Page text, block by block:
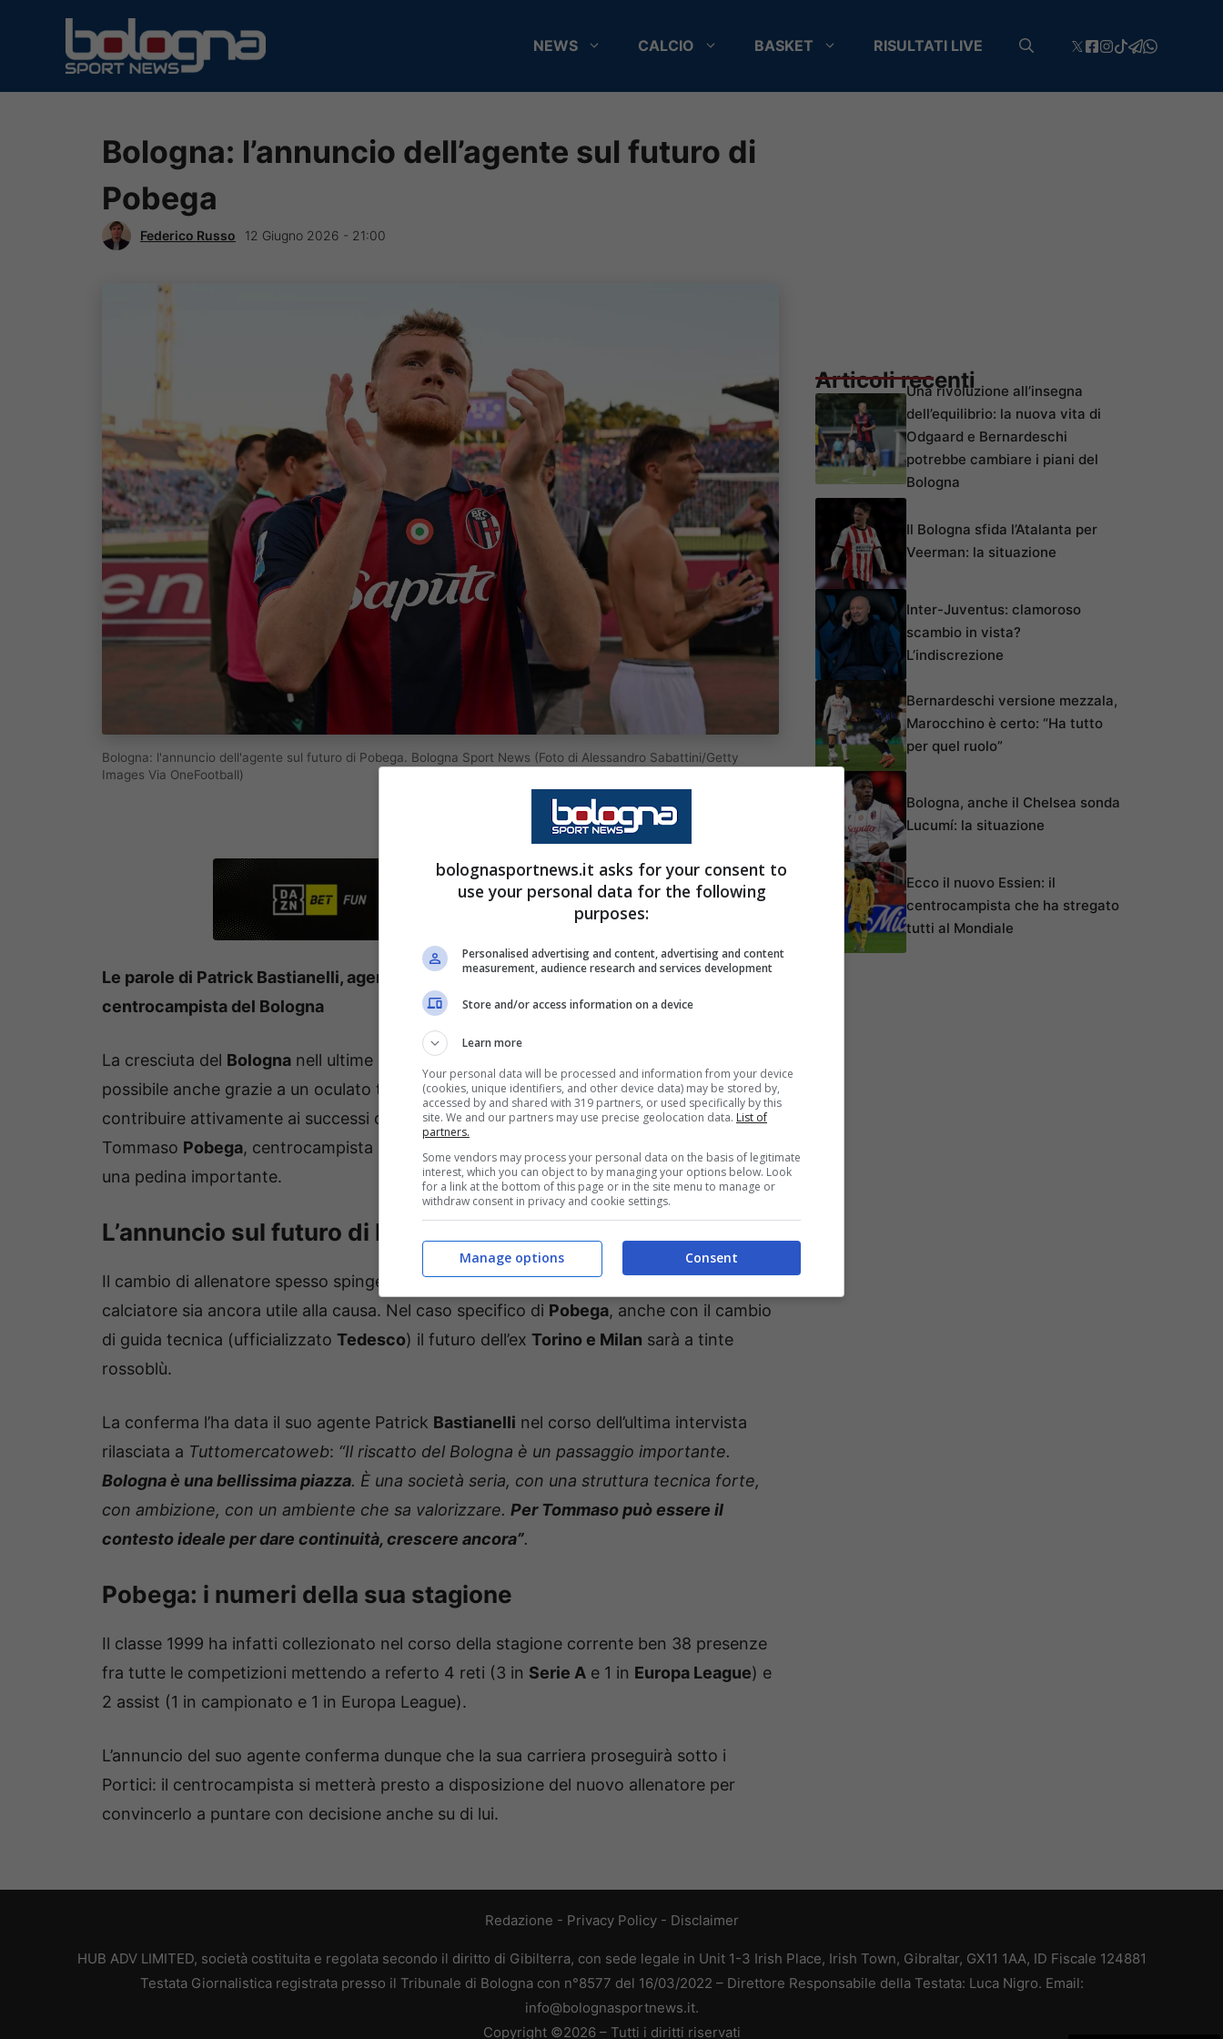
contenuto
NEWS CALCIO BASKET RISULTATI LIVE
Bologna: l’annuncio dell’agente sul futuro di
Pobega
Federico Russo 12 Giugno 2026 - 21:00
Bologna: l'annuncio dell'agente sul futuro di Pobega. Bologna Sport News (Foto di Alessandro Sabattini/Getty
Images Via OneFootball)
Le parole di Patrick Bastianelli, agente di Tommaso Pobega, sul futuro del
centrocampista del Bologna
La cresciuta del Bologna nell ultime due stagioni, con
possibile anche grazie a un oculato turnover che ha consentito a tutti gli effettivi di
contribuire attivamente ai successi della squadra. Rientra in pieno in questa descrizione
Tommaso Pobega, centrocampista entrato nelle rotazioni dell’allenatore diventando
una pedina importante.
L’annuncio sul futuro di Pobega
Il cambio di allenatore spesso spinge a fare valutazioni da ambo le parti per capire se un
calciatore sia ancora utile alla causa. Nel caso specifico di Pobega, anche con il cambio
di guida tecnica (ufficializzato Tedesco) il futuro dell’ex Torino e Milan sarà a tinte
rossoblù.
La conferma l’ha data il suo agente Patrick Bastianelli nel corso dell’ultima intervista
rilasciata a Tuttomercatoweb: “Il riscatto del Bologna è un passaggio importante.
Bologna è una bellissima piazza. È una società seria, con una struttura tecnica forte,
con ambizione, con un ambiente che sa valorizzare. Per Tommaso può essere il
contesto ideale per dare continuità, crescere ancora”.
Pobega: i numeri della sua stagione
Il classe 1999 ha infatti collezionato nel corso della stagione corrente ben 38 presenze
fra tutte le competizioni mettendo a referto 4 reti (3 in Serie A e 1 in Europa League) e
2 assist (1 in campionato e 1 in Europa League).
L’annuncio del suo agente conferma dunque che la sua carriera proseguirà sotto i
Portici: il centrocampista si metterà presto a disposizione del nuovo allenatore per
convincerlo a puntare con decisione anche su di lui.
Articoli recentiUna rivoluzione all’insegna
dell’equilibrio: la nuova vita di
Odgaard e Bernardeschi
potrebbe cambiare i piani del
Bologna
Il Bologna sfida l’Atalanta per
Veerman: la situazione
Inter-Juventus: clamoroso
scambio in vista?
L’indiscrezione
Bernardeschi versione mezzala,
Marocchino è certo: “Ha tutto
per quel ruolo”
Bologna, anche il Chelsea sonda
Lucumí: la situazione
Ecco il nuovo Essien: il
centrocampista che ha stregato
tutti al Mondiale
Redazione - Privacy Policy- Disclaimer
HUB ADV LIMITED, società costituita e regolata secondo il diritto di Gibilterra, con sede legale in Unit 1-3 Irish Place, Irish Town, Gibraltar, GX11 1AA, ID Fiscale 124881
Testata Giornalistica registrata presso il Tribunale di Bologna con n°8577 del 16/03/2022 – Direttore Responsabile della Testata: Luca Nigro. Email:
info@bolognasportnews.it.
Copyright ©2026 – Tutti i diritti riservati
bolognasportnews.it asks for your consent to
use your personal data for the following
purposes:
Personalised advertising and content, advertising and content
measurement, audience research and services development
Store and/or access information on a device
Learn more
Your personal data will be processed and information from your device
(cookies, unique identifiers, and other device data) may be stored by,
accessed by and shared with 319 partners, or used specifically by this
site. We and our partners may use precise geolocation data. List of
partners.
Some vendors may process your personal data on the basis of legitimate
interest, which you can object to by managing your options below. Look
for a link at the bottom of this page or in the site menu to manage or
withdraw consent in privacy and cookie settings.
Consent
Manage options